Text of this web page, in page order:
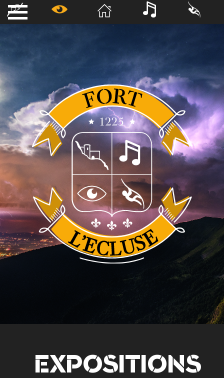
EXPOSITIONS